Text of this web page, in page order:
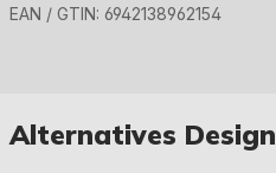
EAN / GTIN: 6942138962154
Alternatives Design